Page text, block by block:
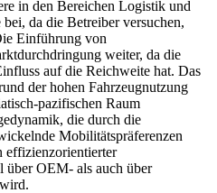
in den Bereichen Logistik und
da die Betreiber versuchen,
Einführung von
weiter, da die
auf die Reichweite hat. Das
der hohen Fahrzeugnutzung
pazifischen Raum
die durch die
Mobilitätspräferenzen
effizienzorientierter
OEM- als auch über